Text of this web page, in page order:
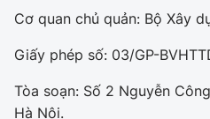
Cơ quan chủ quản: Bộ Xây
Giấy phép số: 03/GP-
Tòa soạn: Số 2 Nguyễn
Hà Nội.